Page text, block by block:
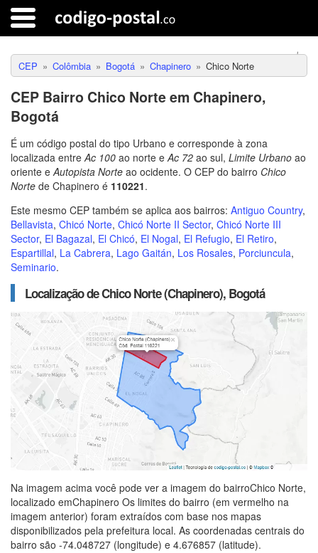
CEP Colômbia Bogotá Chapinero Chico Norte
CEP Bairro Chico Norte em Chapinero,
Bogotá
É um código postal do tipo Urbano e corresponde à zona
localizada entreAc 100 ao norte eAc 72 ao sul, Limite Urbano ao
oriente eAutopista Norte ao ocidente. O CEP do bairro Chico
Norte de Chapinero é 110221.
Este mesmo CEP também se aplica aos bairros: Antiguo Country,
Bellavista, Chicó Norte, Chicó Norte II Sector, Chicó Norte III
Sector, El Bagazal, El Chicó, El Nogal, El Refugio, El Retiro,
Espartillal, La Cabrera, Lago Gaitán, Los Rosales, Porciuncula,
Seminario.
Localização de Chico Norte (Chapinero), Bogotá
Na imagem acima você pode ver a imagem do bairroChico Norte,
localizado emChapinero Os limites do bairro (em vermelho na
imagem anterior) foram extraídos com base nos mapas
disponibilizados pela prefeitura local. As coordenadas centrais do
bairro são -74.048727 (longitude) e 4.676857 (latitude).